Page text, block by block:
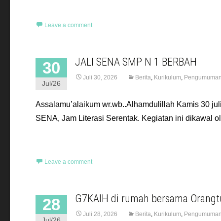
Leave a comment
30
Jul/26
JALI SENA SMP N 1 BERBAH
Juli 30, 2026 Berita, Kurikulum,
Assalamu’alaikum wr.wb..Alhamdulillah Kamis 30
SENA, Jam Literasi Serentak. Kegiatan ini dikawal
Leave a comment
28 G7KAIH di rumah bersama
Juli 28, 2026 Berita, Kurikulum,